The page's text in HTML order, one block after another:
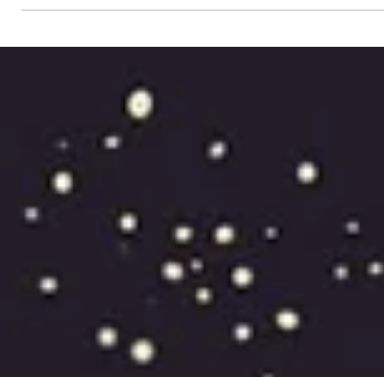
imaginado del Caribe con una perspectiva
desde la distancia y establecido desde la
formas que demuestran tenacidad frente al
proceso migratorio.